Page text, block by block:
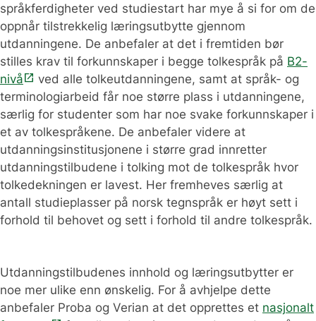
språkferdigheter ved studiestart har mye å si for om de
oppnår tilstrekkelig læringsutbytte gjennom
utdanningene. De anbefaler at det i fremtiden bør
stilles krav til forkunnskaper i begge tolkespråk på B2-
nivåopen_in_new ved alle tolkeutdanningene, samt at språk- og
terminologiarbeid får noe større plass i utdanningene,
særlig for studenter som har noe svake forkunnskaper i
et av tolkespråkene. De anbefaler videre at
utdanningsinstitusjonene i større grad innretter
utdanningstilbudene i tolking mot de tolkespråk hvor
tolkedekningen er lavest. Her fremheves særlig at
antall studieplasser på norsk tegnspråk er høyt sett i
forhold til behovet og sett i forhold til andre tolkespråk.
Utdanningstilbudenes innhold og læringsutbytter er
noe mer ulike enn ønskelig. For å avhjelpe dette
anbefaler Proba og Verian at det opprettes et nasjonalt